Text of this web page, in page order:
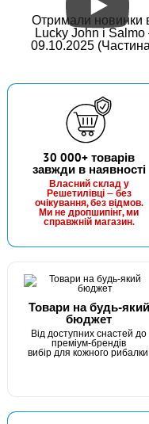
Отримали новинки
Lucky John і
09.10.2025
30 000+ товарів
завжди в наявності
Власний склад у
Решетилівці — без
очікування, без відмов.
Ми не дропшипінг, ми
справжній магазин.
Товари на будь-який
бюджет
Від доступних снастей до
преміум-брендів
вибір для кожного